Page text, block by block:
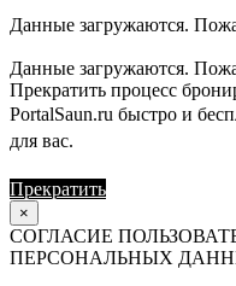
Данные загружаются.
Данные загружаются.
Прекратить процесс
PortalSaun.ru быстро и
для вас.
Прекратить
×
СОГЛАСИЕ
ПЕРСОНАЛЬНЫХ